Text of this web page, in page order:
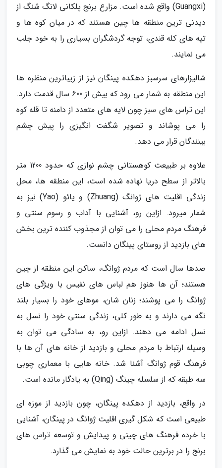
(Guangxi) واقع شده است. مزارع برنج پلکانی لانگ شنگ از
دیدنی ترین منطقه ها چین هستند که در میان کوه ها و
تپه های کله قندی، توجه گردشگران بسیاری را به خود جلب
می نمایند.
شالیزارهای سرسبز دهکده پینگان نیز از زیباترین منظره ها
این منطقه به شمار می رود که بیش از 600 سال قدمت دارد.
این تراس های سبز چون لایه های متعدد از دامنه تا قله کوه
را می پوشاند و تصویر شگفت انگیزی را پیش چشم
بینندگان قرار می دهد.
علاوه بر طبیعت کوهستانی چشم نوازی که حدود 1200 متر
بالاتر از سطح دریا نهاده شده است، این منطقه ها، محل
زندگی اقلیت های ژوانگ (Zhuang) و یائو (Yao) نیز به
شمار میرود. ازاین رو، آشنایی با آداب و رسوم سنتی و
فرهنگ مردم محلی را می توان از مجذوب کننده ترین بخش
های بازدید از روستای پینگان دانست.
صدها سال است که مردم ژوانگ، ساکن این منطقه از چین
هستند؛ آن ها هنوز هم لباس های نفیس با ویژگی های
ژوانگ را می پوشند؛ زنان شان، موهای خود را بسیار بلند
نگه می دارند و به طور کلی، زندگی سنتی خود را نسل به
نسل ادامه می دهند. ازاین رو، به سادگی می توان به
وسیله ارتباط با مردم محلی و بازدید از خانه های آن ها با
فرهنگ قوم ژوانگ آشنا شد. خانه هایی با معماری چوبی
سه طبقه که از سلسله چینگ (Qing) به یادگار مانده است.
در واقع، بازدید از دهکده پینگان، چون بازدید از موزه ای
طبیعی است که شکل گیری اقلیت ژوانگ در پینگان، آشنایی
با خرده فرهنگ های چینی و پیدایش و توسعه تراس های
برنج را در برترین حالت خود به نمایش می گذارد.